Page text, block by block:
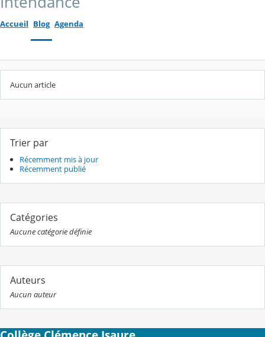
Accueil Blog Agenda
Aucun article
Trier par
Récemment mis à jour
Récemment publié
Catégories
Aucune catégorie définie
Auteurs
Aucun auteur